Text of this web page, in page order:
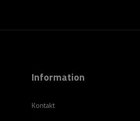
Information
Kontakt